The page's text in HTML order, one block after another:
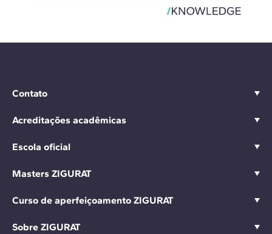
Contato
Acreditações acadêmicas
Escola oficial
Masters ZIGURAT
Curso de aperfeiçoamento ZIGURAT
Sobre ZIGURAT